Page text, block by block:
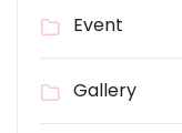
Event
Gallery